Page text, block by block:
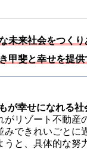
未来社会をつくり
甲斐と幸せを提供
が幸せになれる社
がリゾート不動産
みできれいごとに
うと、具体的な努